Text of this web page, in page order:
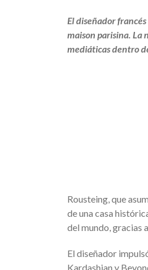
El diseñador
maison parisina. La
mediáticas dentro
Rousteing, que
de una casa
del mundo, gracias
El diseñador
Kardashian y